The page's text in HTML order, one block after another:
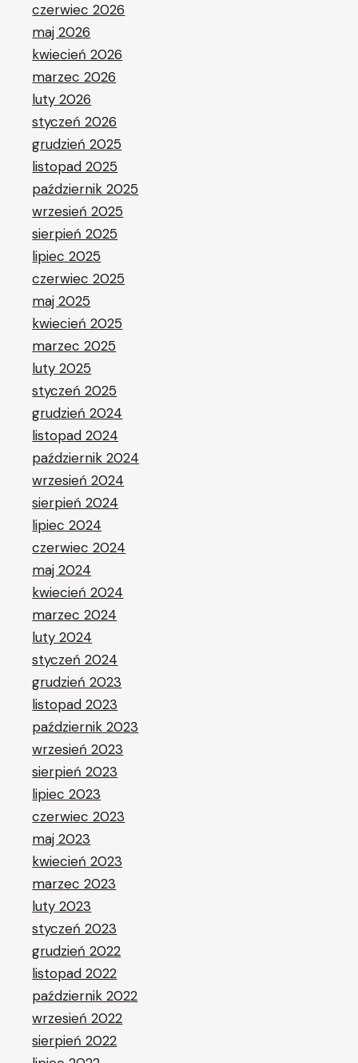
czerwiec 2026
maj 2026
kwiecień 2026
marzec 2026
luty 2026
styczeń 2026
grudzień 2025
listopad 2025
październik 2025
wrzesień 2025
sierpień 2025
lipiec 2025
czerwiec 2025
maj 2025
kwiecień 2025
marzec 2025
luty 2025
styczeń 2025
grudzień 2024
listopad 2024
październik 2024
wrzesień 2024
sierpień 2024
lipiec 2024
czerwiec 2024
maj 2024
kwiecień 2024
marzec 2024
luty 2024
styczeń 2024
grudzień 2023
listopad 2023
październik 2023
wrzesień 2023
sierpień 2023
lipiec 2023
czerwiec 2023
maj 2023
kwiecień 2023
marzec 2023
luty 2023
styczeń 2023
grudzień 2022
listopad 2022
październik 2022
wrzesień 2022
sierpień 2022